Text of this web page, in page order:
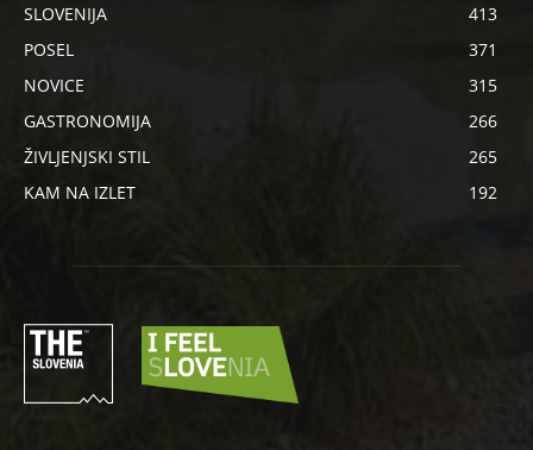
SLOVENIJA
413
POSEL
371
NOVICE
315
GASTRONOMIJA
266
ŽIVLJENJSKI STIL
265
KAM NA IZLET
192